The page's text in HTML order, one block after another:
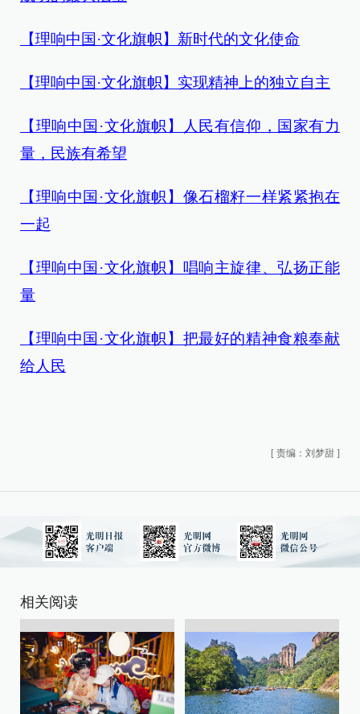
【理响中国·文化旗帜】新时代的文化使命
【理响中国·文化旗帜】实现精神上的独立自主
【理响中国·文化旗帜】人民有信仰，国家有力
量，民族有希望
【理响中国·文化旗帜】像石榴籽一样紧紧抱在
一起
【理响中国·文化旗帜】唱响主旋律、弘扬正能
量
【理响中国·文化旗帜】把最好的精神食粮奉献
给人民
[ 责编：刘梦甜 ]
相关阅读